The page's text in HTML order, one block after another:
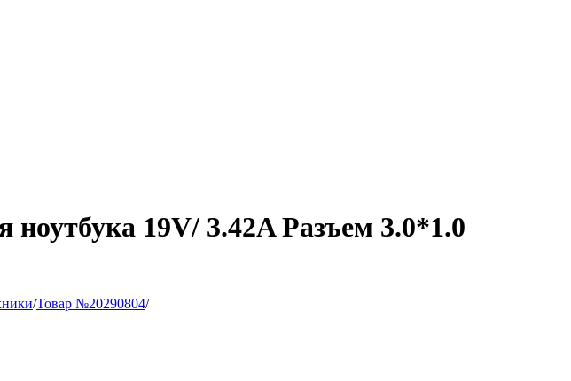
ноутбука 19V/ 3.42A Разъем 3.0*1.0
/Товар №20290804/